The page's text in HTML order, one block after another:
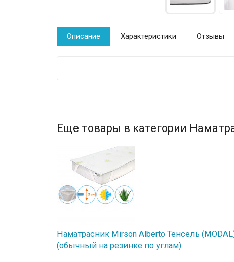
Описание Характеристики Отзывы
Еще товары в категории
Наматрасник Mirson Alberto Тенсель
(обычный на резинке по углам)